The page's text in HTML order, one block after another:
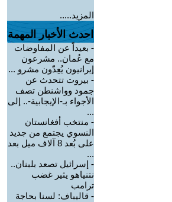
المزيد.....
احدث الأخبار المهمة
- بعيداً عن المفاوضات
مع عُمان.. مشرعون
إيرانيون يُعِدّون مشرو ...
- بيروت تتحدث عن
جمود وواشنطن تصف
الأجواء بـ-الإيجابية-.. إلى
...
- منتخب أفغانستان
النسوي يجتمع من جديد
على بُعد 8 آلاف ميل بعد
...
- إسرائيل تصعد بلبنان..
نتنياهو يثير غضب
ترامب
- قاليباف: لسنا بحاجة